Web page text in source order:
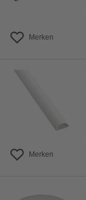
Merken
Merken